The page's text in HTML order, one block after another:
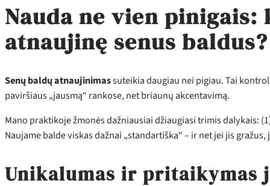
Nauda ne vien
atnaujinę senus baldus?
Senų baldų atnaujinimassuteikia daugiau nei pigiau. Tai
paviršiaus „jausmą“ rankose, net briaunų akcentavimą.
Mano praktikoje žmonės dažniausiai džiaugiasi trimis dalykais:
Naujame balde viskas dažnai „standartiška“ – ir net jei jis
Unikalumas ir pritaikymas